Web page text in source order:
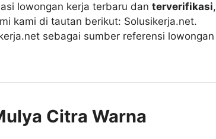
lowongan kerja terbaru dan terverifikasi,
kami di tautan berikut: Solusikerja.net.
sebagai sumber referensi lowongan
Citra Warna